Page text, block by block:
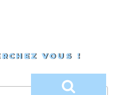
VOUS !